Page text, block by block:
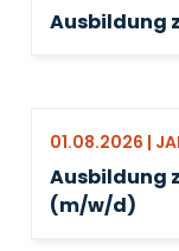
Ausbildung
01.08.2026 |
Ausbildung
(m/w/d)